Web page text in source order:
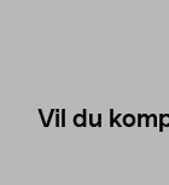
Vil du